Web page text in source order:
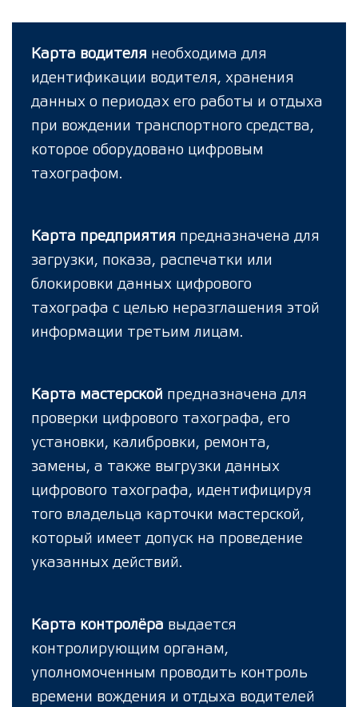
Карта водителя необходима для
идентификации водителя, хранения
данных о периодах его работы и отдыха
при вождении транспортного средства,
которое оборудовано цифровым
тахографом.
Карта предприятия предназначена для
загрузки, показа, распечатки или
блокировки данных цифрового
тахографа с целью неразглашения этой
информации третьим лицам.
Карта мастерской предназначена для
проверки цифрового тахографа, его
установки, калибровки, ремонта,
замены, а также выгрузки данных
цифрового тахографа, идентифицируя
того владельца карточки мастерской,
который имеет допуск на проведение
указанных действий.
Карта контролёра выдается
контролирующим органам,
уполномоченным проводить контроль
времени вождения и отдыха водителей